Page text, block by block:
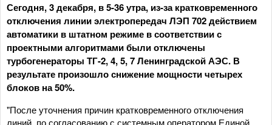
Сегодня, 3 декабря, в 5-36 утра, из-за кратковременного
отключения линии электропередач ЛЭП 702 действием
автоматики в штатном режиме в соответствии с
проектными алгоритмами были отключены
турбогенераторы ТГ-2, 4, 5, 7 Ленинградской АЭС. В
результате произошло снижение мощности четырех
блоков на 50%.
"После уточнения причин кратковременного отключения
линий, по согласованию с системным оператором Единой